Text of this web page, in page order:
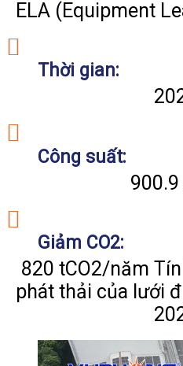
ELA (Equipment
Thời gian:
Công suất:
Giảm CO2:
820 tCO2/năm
phát thải của lưới